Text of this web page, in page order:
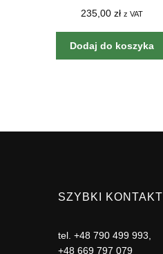
telogenowego 100ML
235,00zł z VAT
Dodaj do koszyka
SZYBKI KONTAKT
tel. +48 790 499 993
+48 669 797 079